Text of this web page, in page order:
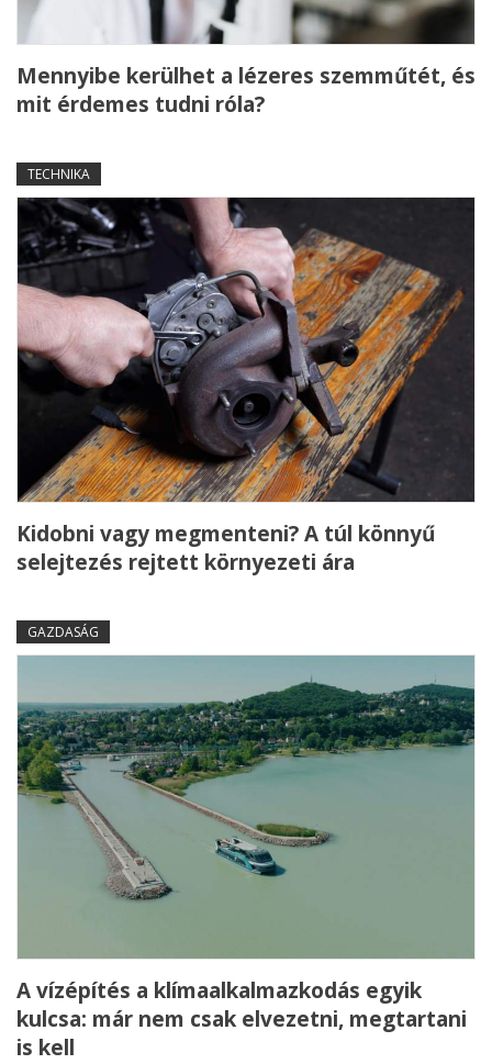
Mennyibe kerülhet a lézeres szemműtét, és
mit érdemes tudni róla?
TECHNIKA
Kidobni vagy megmenteni? A túl könnyű
selejtezés rejtett környezeti ára
GAZDASÁG
A vízépítés a klímaalkalmazkodás egyik
kulcsa: már nem csak elvezetni, megtartani
is kell